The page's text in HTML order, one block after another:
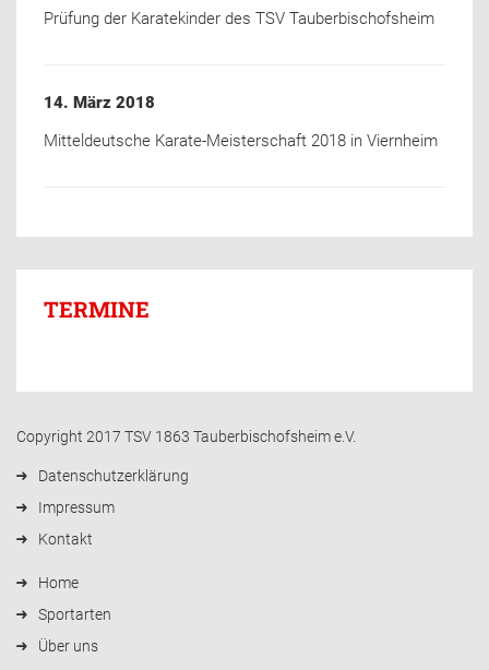
Prüfung der Karatekinder des TSV Tauberbischofsheim
14. März 2018
Mitteldeutsche Karate-Meisterschaft 2018 in Viernheim
TERMINE
Copyright 2017 TSV 1863 Tauberbischofsheim e.V.
Datenschutzerklärung
Impressum
Kontakt
Home
Sportarten
Über uns